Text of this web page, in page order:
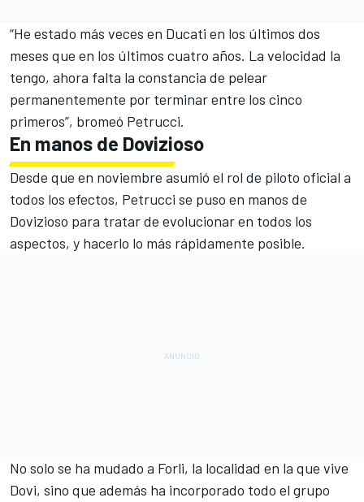
“He estado más veces en Ducati en los últimos dos
meses que en los últimos cuatro años. La velocidad la
tengo, ahora falta la constancia de pelear
permanentemente por terminar entre los cinco
primeros”, bromeó Petrucci.
En manos de Dovizioso
Desde que en noviembre asumió el rol de piloto oficial a
todos los efectos, Petrucci se puso en manos de
Dovizioso para tratar de evolucionar en todos los
aspectos, y hacerlo lo más rápidamente posible.
No solo se ha mudado a Forli, la localidad en la que vive
Dovi, sino que además ha incorporado todo el grupo